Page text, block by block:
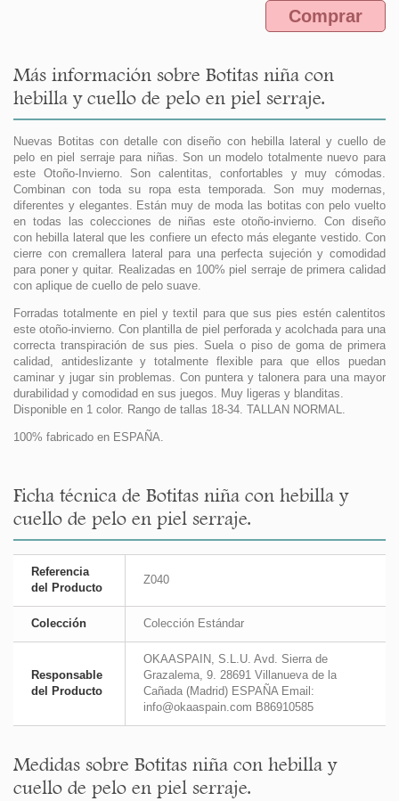
Comprar
Más información sobre Botitas niña con
hebilla y cuello de pelo en piel serraje.
Nuevas Botitas con detalle con diseño con hebilla lateral y cuello de
pelo en piel serraje para niñas. Son un modelo totalmente nuevo para
este Otoño-Invierno. Son calentitas, confortables y muy cómodas.
Combinan con toda su ropa esta temporada. Son muy modernas,
diferentes y elegantes. Están muy de moda las botitas con pelo vuelto
en todas las colecciones de niñas este otoño-invierno. Con diseño
con hebilla lateral que les confiere un efecto más elegante vestido. Con
cierre con cremallera lateral para una perfecta sujeción y comodidad
para poner y quitar. Realizadas en 100% piel serraje de primera calidad
con aplique de cuello de pelo suave.
Forradas totalmente en piel y textil para que sus pies estén calentitos
este otoño-invierno. Con plantilla de piel perforada y acolchada para una
correcta transpiración de sus pies. Suela o piso de goma de primera
calidad, antideslizante y totalmente flexible para que ellos puedan
caminar y jugar sin problemas. Con puntera y talonera para una mayor
durabilidad y comodidad en sus juegos. Muy ligeras y blanditas.
Disponible en 1 color. Rango de tallas 18-34. TALLAN NORMAL.
100% fabricado en ESPAÑA.
Ficha técnica de Botitas niña con hebilla y
cuello de pelo en piel serraje.
Referencia
del Producto
Z040
Colección Colección Estándar
Responsable
del Producto
OKAASPAIN, S.L.U. Avd. Sierra de
Grazalema, 9. 28691 Villanueva de la
Cañada (Madrid) ESPAÑA Email:
info@okaaspain.com B86910585
Medidas sobre Botitas niña con hebilla y
cuello de pelo en piel serraje.